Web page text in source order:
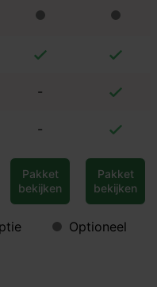
-
-
Pakket
bekijken
Pakket
bekijken
Optioneel